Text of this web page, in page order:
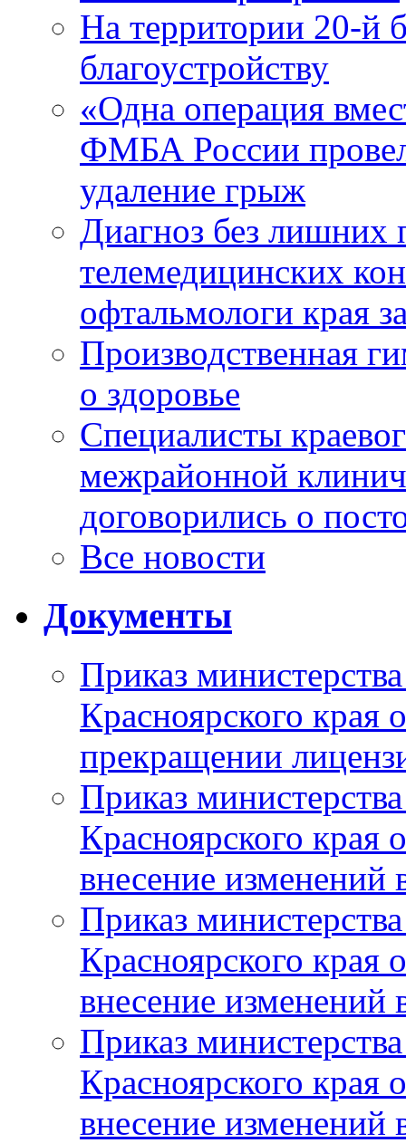
На территории 20-й
благоустройству
«Одна операция
ФМБА России
удаление грыж
Диагноз без лишних
телемедицинских
офтальмологи края
Производственная
о здоровье
Специалисты
межрайонной
договорились о
Все новости
Документы
Приказ
Красноярского
прекращении
Приказ
Красноярского
внесение изменений
Приказ
Красноярского
внесение изменений
Приказ
Красноярского
внесение изменений